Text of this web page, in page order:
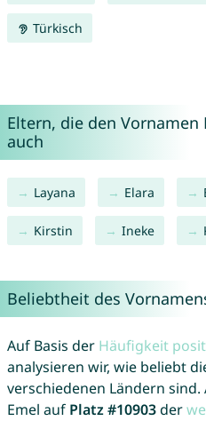
Türkisch
Eltern, die den
auch
Layana Elara
Kirstin Ineke
Beliebtheit des
Auf Basis der Häufigkeit
analysieren wir, wie beliebt
verschiedenen Ländern
Emel auf Platz #10903der